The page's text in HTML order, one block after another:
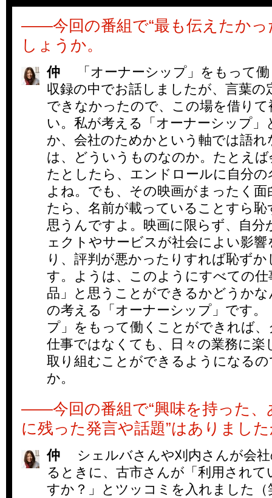
――今回の番組で“最も伝えたかっ
しょうか。
仲 「オーナーシップ」をもって働
収録の中でお話しましたが、言葉の
できなかったので、この場を借り
い。私が考える「オーナーシップ」
か、会社のためかという軸では語
は、どういうものなのか。たとえ
たとしたら、エンドロールに自分
よね。でも、その映画がまったく
たら、名前が載っていることすら
思うんですよ。映画に限らず、自分
ェクトやサービスが社会によい影
り、評判が悪かったりすれば恥ず
す。ようは、このようにすべての仕
品」と思うことができるかどうか
の考える「オーナーシップ」です。
プ」をもって働くことができれば
仕事ではなくても、日々の業務に楽
取り組むことができるようになる
か。
――今回の番組で“興味を持った、
に残った発言や話題”はありまし
仲 シェルバさんや刈内さんが会
るときに、古市さんが「利用され
すか？」とツッコミを入れました